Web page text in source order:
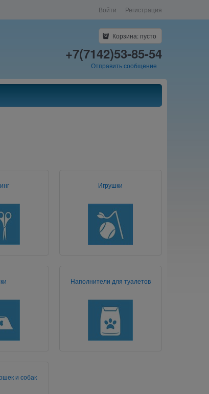
Войти Регистрация
Корзина: пусто
+7(7142)53-85-54
Отправить сообщение
Игрушки
Наполнители для туалетов
и собак